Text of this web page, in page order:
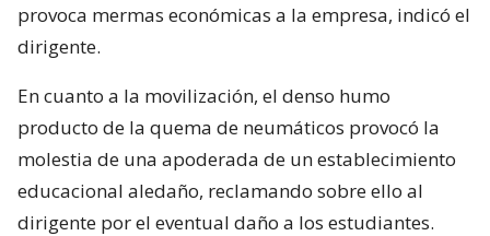
provoca mermas económicas a la empresa, indicó el
dirigente.
En cuanto a la movilización, el denso humo
producto de la quema de neumáticos provocó la
molestia de una apoderada de un establecimiento
educacional aledaño, reclamando sobre ello al
dirigente por el eventual daño a los estudiantes.